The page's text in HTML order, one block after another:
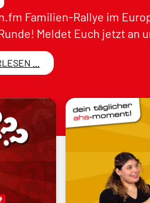
Familien-Rallye im
Meldet Euch jetzt an
...